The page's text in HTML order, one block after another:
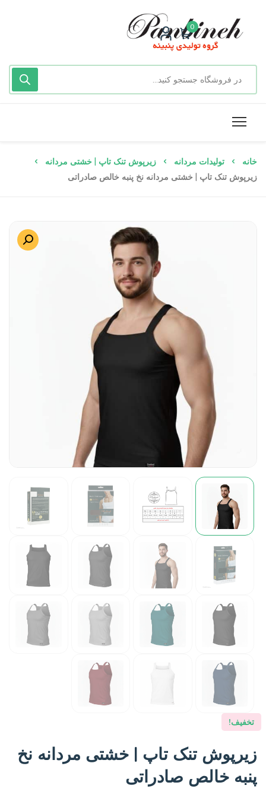
0
خانه تولیدات مردانه
زیرپوش تنک تاپ | خشتی مردانه
زیرپوش تنک تاپ | خشتی مردانه نخ پنبه خالص صادراتی
تخفیف!
زیرپوش تنک تاپ | خشتی مردانه نخ
پنبه خالص صادراتی